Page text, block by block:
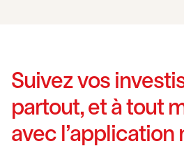
Suivez vos
partout, et à tout
avec l’application